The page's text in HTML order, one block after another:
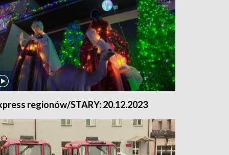
regionów/STARY: 20.12.2023